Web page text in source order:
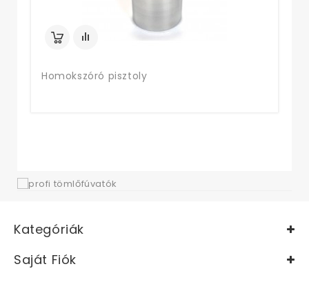
Homokszóró pisztoly
Kategóriák
Saját Fiók